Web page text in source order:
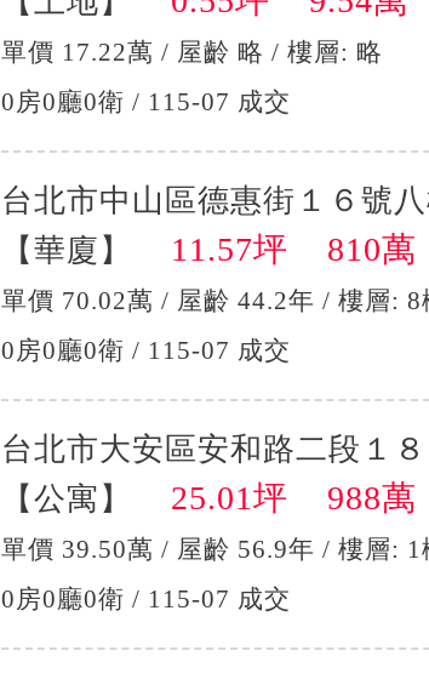
單價 17.22萬 / 屋齡 略 / 樓層: 略
0房0廳0衛 / 115-07 成交
台北市中山區德惠街１６號八
【華廈】
11.57坪 810萬
單價 70.02萬 / 屋齡 44.2年 / 樓層: 8
0房0廳0衛 / 115-07 成交
台北市大安區安和路二段１
【公寓】
25.01坪 988萬
單價 39.50萬 / 屋齡 56.9年 / 樓層: 1
0房0廳0衛 / 115-07 成交